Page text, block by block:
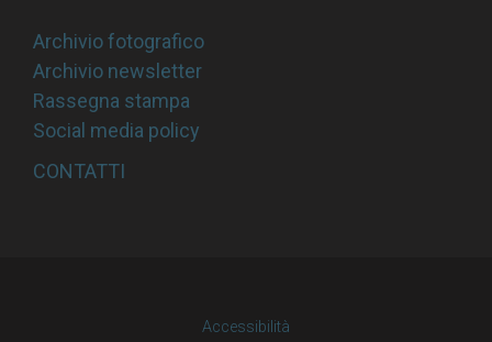
Archivio fotografico
Archivio newsletter
Rassegna stampa
Social media policy
CONTATTI
Accessibilità